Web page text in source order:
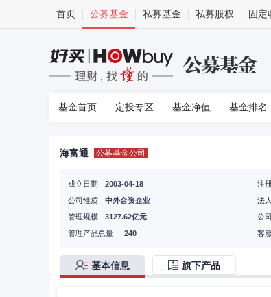
首页 公募基金 私募基金 私募股权 固定
基金首页 定投专区 基金净值 基金排名
海富通 公募基金公司
成立日期
2003-04-18
公司性质
中外合资企业
注
法
管理规模
3127.62亿元
管理产品总量
240
公
客
基本信息 旗下产品